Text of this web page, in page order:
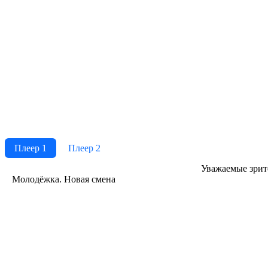
Плеер 1
Плеер 2
Ува­жае­мые
Молодёжка. Новая смена